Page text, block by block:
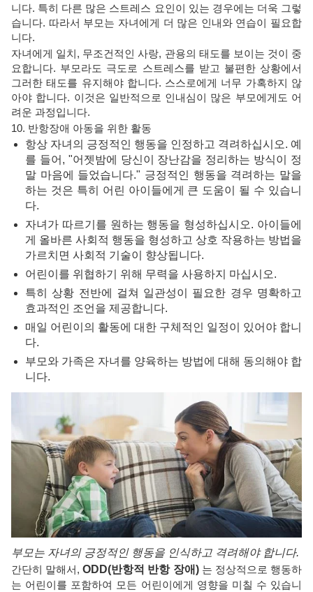
니다. 특히 다른 많은 스트레스 요인이 있는 경우에는 더욱 그렇
습니다. 따라서 부모는 자녀에게 더 많은 인내와 연습이 필요합
니다.
자녀에게 일치, 무조건적인 사랑, 관용의 태도를 보이는 것이 중
요합니다. 부모라도 극도로 스트레스를 받고 불편한 상황에서
그러한 태도를 유지해야 합니다. 스스로에게 너무 가혹하지 않
아야 합니다. 이것은 일반적으로 인내심이 많은 부모에게도 어
려운 과정입니다.
10. 반항장애 아동을 위한 활동
항상 자녀의 긍정적인 행동을 인정하고 격려하십시오. 예
를 들어, "어젯밤에 당신이 장난감을 정리하는 방식이 정
말 마음에 들었습니다." 긍정적인 행동을 격려하는 말을
하는 것은 특히 어린 아이들에게 큰 도움이 될 수 있습니
다.
자녀가 따르기를 원하는 행동을 형성하십시오. 아이들에
게 올바른 사회적 행동을 형성하고 상호 작용하는 방법을
가르치면 사회적 기술이 향상됩니다.
어린이를 위협하기 위해 무력을 사용하지 마십시오.
특히 상황 전반에 걸쳐 일관성이 필요한 경우 명확하고
효과적인 조언을 제공합니다.
매일 어린이의 활동에 대한 구체적인 일정이 있어야 합니
다.
부모와 가족은 자녀를 양육하는 방법에 대해 동의해야 합
니다.
부모는 자녀의 긍정적인 행동을 인식하고 격려해야 합니다.
간단히 말해서,ODD(반항적 반항 장애)는 정상적으로 행동하
는 어린이를 포함하여 모든 어린이에게 영향을 미칠 수 있습니